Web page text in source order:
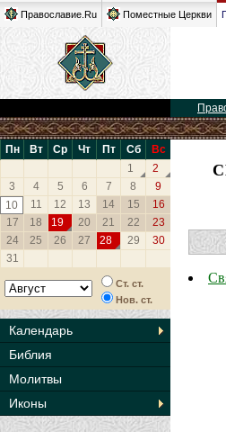
Православие.Ru Поместные Церкви
Пн Вт Ср Чт Пт Сб
Вс
1
2
3
4 5 6 7 8
9
10
11 12 13 14 15
16
17
18 19 20 21 22
23
24
25 26 27 28 29
30
31
Ст. ст.
Нов. ст.
Календарь
Библия
Молитвы
Иконы